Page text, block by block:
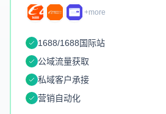
+more
1688/1688国际站
公域流量获取
私域客户承接
营销自动化